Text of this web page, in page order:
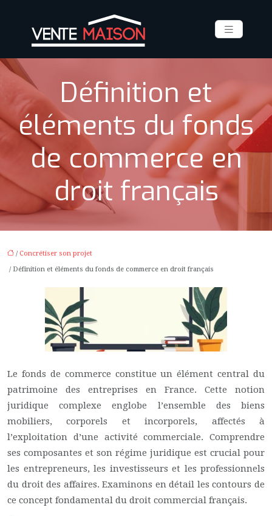
Définition et
éléments du fonds
de commerce en
droit français
/ Concrétiser son projet
/ Définition et éléments du fonds de commerce en droit français
Le fonds de commerce constitue un élément central du
patrimoine des entreprises en France. Cette notion
juridique complexe englobe l’ensemble des biens
mobiliers, corporels et incorporels, affectés à
l’exploitation d’une activité commerciale. Comprendre
ses composantes et son régime juridique est crucial pour
les entrepreneurs, les investisseurs et les professionnels
du droit des affaires. Examinons en détail les contours de
ce concept fondamental du droit commercial français.